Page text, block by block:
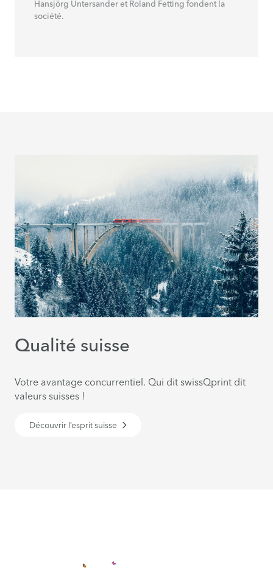
Hansjörg Untersander et Roland Fetting fondent la
société.
Qualité suisse
Votre avantage concurrentiel. Qui dit swissQprint dit
valeurs suisses !
Découvrir l’esprit suisse